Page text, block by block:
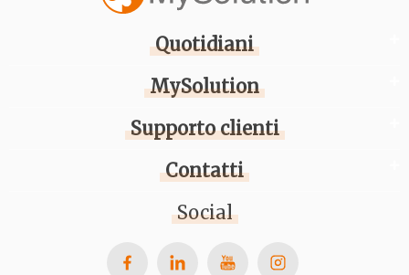
Quotidiani
MySolution
Supporto clienti
Contatti
Social